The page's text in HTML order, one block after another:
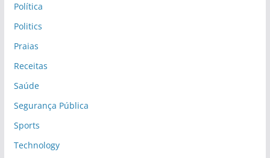
Política
Politics
Praias
Receitas
Saúde
Segurança Pública
Sports
Technology